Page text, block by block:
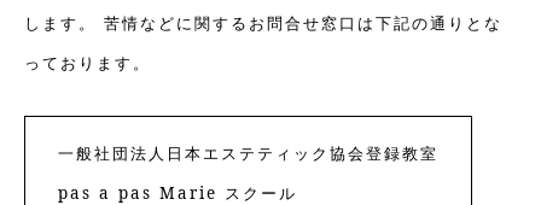
します。 苦情などに関するお問合せ窓口は下記の通りとな
っております。
一般社団法人日本エステティック協会登録教室
pas a pas Marie スクール